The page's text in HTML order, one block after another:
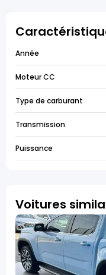
Année
Moteur CC
Type de carburant
Transmission
Puissance
Voitures